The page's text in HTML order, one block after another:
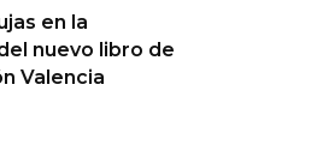
en la
nuevo libro de
Valencia